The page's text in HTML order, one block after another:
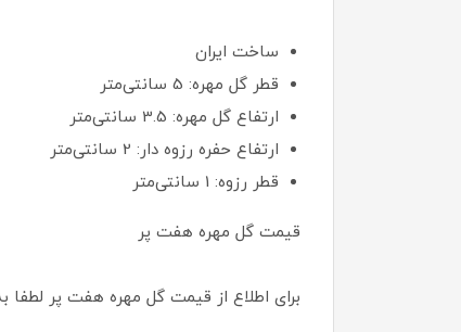
ساخت ایران
قطر گل مهره: 5 سانتی‌متر
ارتفاع گل مهره: 3.5 سانتی‌متر
ارتفاع حفره رزوه دار: 2 سانتی‌متر
قطر رزوه: 1 سانتی‌متر
قیمت گل مهره هفت پر
برای اطلاع از قیمت گل مهره هفت پر